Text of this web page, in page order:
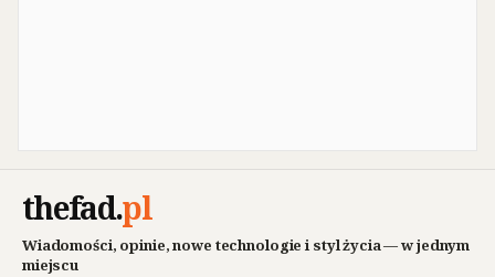
thefad.pl
Wiadomości, opinie, nowe technologie i styl życia — w jednym
miejscu